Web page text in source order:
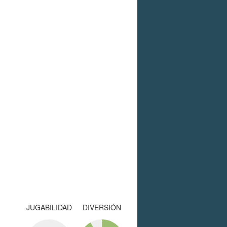
DIVERSIÓN
JUGABILIDAD